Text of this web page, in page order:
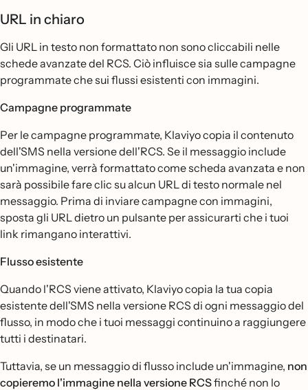
URL in chiaro
Gli URL in testo non formattato non sono cliccabili nelle
schede avanzate del RCS. Ciò influisce sia sulle campagne
programmate che sui flussi esistenti con immagini.
Campagne programmate
Per le campagne programmate, Klaviyo copia il contenuto
dell'SMS nella versione dell'RCS. Se il messaggio include
un'immagine, verrà formattato come scheda avanzata e non
sarà possibile fare clic su alcun URL di testo normale nel
messaggio. Prima di inviare campagne con immagini,
sposta gli URL dietro un pulsante per assicurarti che i tuoi
link rimangano interattivi.
Flusso esistente
Quando l'RCS viene attivato, Klaviyo copia la tua copia
esistente dell'SMS nella versione RCS di ogni messaggio del
flusso, in modo che i tuoi messaggi continuino a raggiungere
tutti i destinatari.
Tuttavia, se un messaggio di flusso include un'immagine, non
copieremo l'immagine nella versione RCSfinché non lo